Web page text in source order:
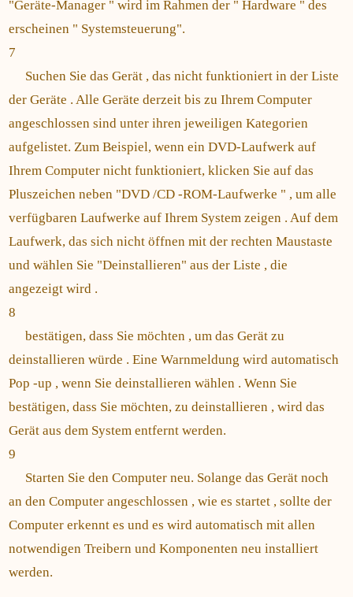
"Geräte-Manager " wird im Rahmen der " Hardware " des
erscheinen " Systemsteuerung".
7
Suchen Sie das Gerät , das nicht funktioniert in der Liste
der Geräte . Alle Geräte derzeit bis zu Ihrem Computer
angeschlossen sind unter ihren jeweiligen Kategorien
aufgelistet. Zum Beispiel, wenn ein DVD-Laufwerk auf
Ihrem Computer nicht funktioniert, klicken Sie auf das
Pluszeichen neben "DVD /CD -ROM-Laufwerke " , um alle
verfügbaren Laufwerke auf Ihrem System zeigen . Auf dem
Laufwerk, das sich nicht öffnen mit der rechten Maustaste
und wählen Sie "Deinstallieren" aus der Liste , die
angezeigt wird .
8
bestätigen, dass Sie möchten , um das Gerät zu
deinstallieren würde . Eine Warnmeldung wird automatisch
Pop -up , wenn Sie deinstallieren wählen . Wenn Sie
bestätigen, dass Sie möchten, zu deinstallieren , wird das
Gerät aus dem System entfernt werden.
9
Starten Sie den Computer neu. Solange das Gerät noch
an den Computer angeschlossen , wie es startet , sollte der
Computer erkennt es und es wird automatisch mit allen
notwendigen Treibern und Komponenten neu installiert
werden.